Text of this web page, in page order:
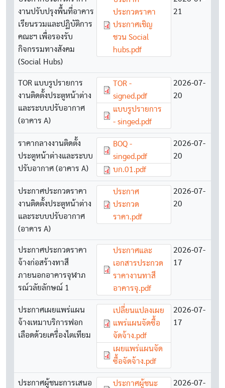
งานปรับปรุงพื้นที่อาคาร
เรียนรวมและปฏิบัติการ
คณะฯ เพื่อรองรับ
กิจกรรมทางสังคม
(Social Hubs)
ประกวดราคา
ประกาศเชิญ
ชวน Social
hubs.pdf
21
TOR แบบรูปรายการ
งานติดตั้งประตูหน้าต่าง
และระบบปรับอากาศ
(อาคาร A)
Document
TOR -
signed.pdf
Document
แบบรูปรายการ
- singed.pdf
2026-07-
20
ราคากลางงานติดตั้ง
ประตูหน้าต่างและระบบ
ปรับอากาศ (อาคาร A)
Document
BOQ -
singed.pdf
Document
บก.01.pdf
2026-07-
20
ประกาศประกวดราคา
งานติดตั้งประตูหน้าต่าง
และระบบปรับอากาศ
(อาคาร A)
Document
ประกาศ
ประกวด
ราคา.pdf
2026-07-
20
ประกาศประกวดราคา
จ้างก่อสร้างทาสี
ภายนอกอาคารจุฬาภ
รณ์วลัยลักษณ์ 1
Document
ประกาศและ
เอกสารประกวด
ราคางานทาสี
อาคารจุ.pdf
2026-07-
17
ประกาศเผยแพร่แผน
จ้างเหมาบริการฟอก
เลือดด้วยเครื่องไตเทียม
Document
เปลี่ยนแปลงเผย
แพร่แผนจัดซื้อ
จัดจ้าง.pdf
Document
เผยแพร่แผนจัด
ซื้อจัดจ้าง.pdf
2026-07-
17
ประกาศผู้ชนะการเสนอ
Document
ประกาศผู้ชนะ
2026-07-